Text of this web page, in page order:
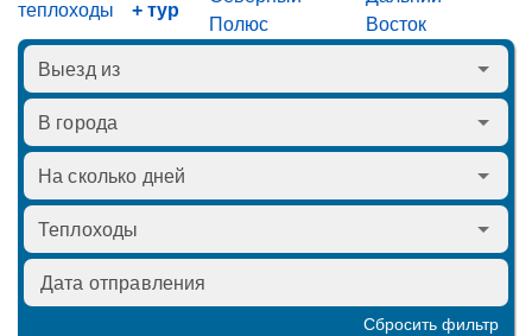
теплоходы + тур
Полюс
Восток
Сбросить фильтр